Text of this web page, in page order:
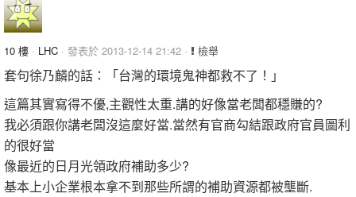
10 樓 · LHC · 發表於 2013-12-14 21:42 · 檢舉
套句徐乃麟的話：「台灣的環境鬼神都救不了！」
這篇其實寫得不優,主觀性太重.講的好像當老闆都穩賺的?
我必須跟你講老闆沒這麼好當.當然有官商勾結跟政府官員圖利
的很好當
像最近的日月光領政府補助多少?
基本上小企業根本拿不到那些所謂的補助資源都被壟斷.